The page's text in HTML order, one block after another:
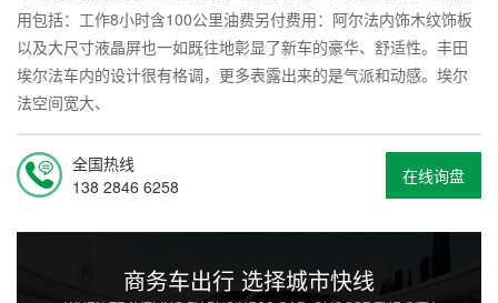
用包括：工作8小时含100公里油费另付费用：阿尔法内饰木纹饰板
以及大尺寸液晶屏也一如既往地彰显了新车的豪华、舒适性。丰田
埃尔法车内的设计很有格调，更多表露出来的是气派和动感。埃尔
法空间宽大、
在线询盘
全国热线
138 2846 6258
商务车出行 选择城市快线